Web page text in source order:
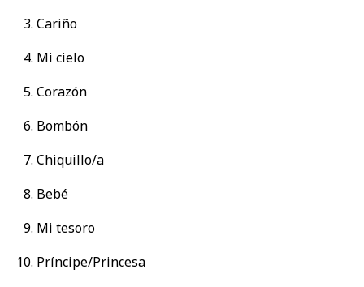
Cariño
Mi cielo
Corazón
Bombón
Chiquillo/a
Bebé
Mi tesoro
Príncipe/Princesa